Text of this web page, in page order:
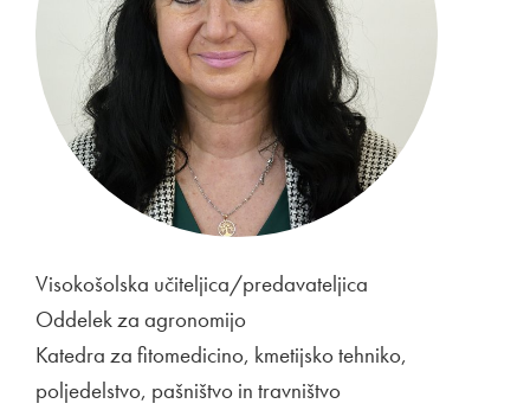
Visokošolska učiteljica/predavateljica
Oddelek za agronomijo
Katedra za fitomedicino, kmetijsko tehniko,
poljedelstvo, pašništvo in travništvo